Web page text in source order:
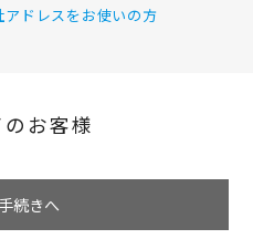
アドレスをお使いの方
のお客様
続きへ